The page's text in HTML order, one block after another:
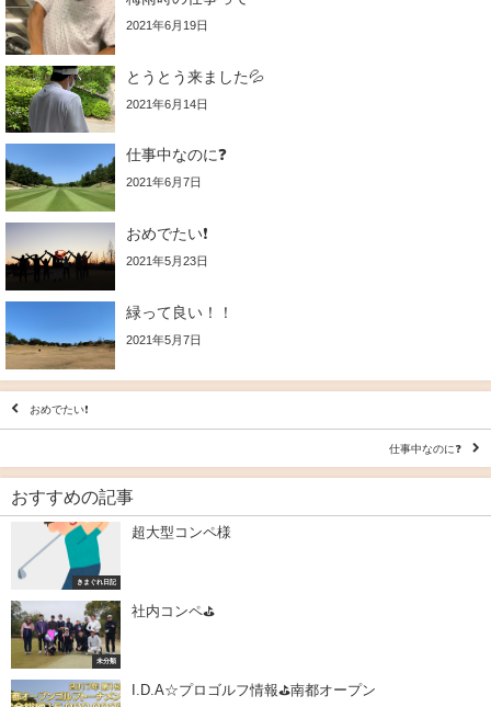
2021年6月19日
とうとう来ました💦
2021年6月14日
仕事中なのに❓
2021年6月7日
おめでたい❗️
2021年5月23日
緑って良い！！
2021年5月7日
おめでたい❗️
仕事中なのに❓
おすすめの記事
きまぐれ日記
超大型コンペ様
未分類
社内コンペ⛳
I.D.A☆プロゴルフ情報⛳南都オープン